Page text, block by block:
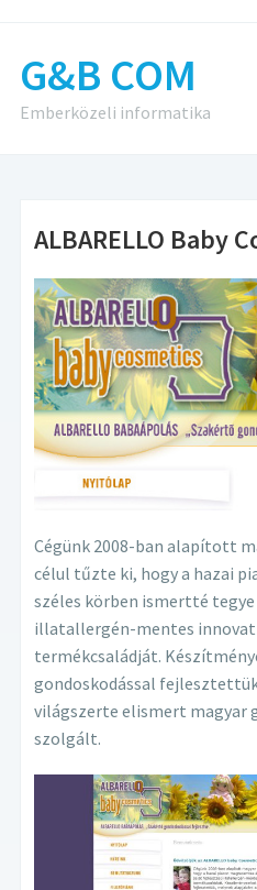
G&B COM
Emberközeli informatika
ALBARELLO Baby
Cégünk 2008-ban alapított
célul tűzte ki, hogy a hazai
széles körben ismertté
illatallergén-mentes
termékcsaládját.
gondoskodással
világszerte elismert magyar
szolgált.